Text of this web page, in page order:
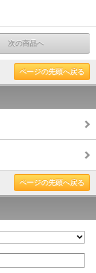
次の商品へ
ページの先頭へ戻る
ページの先頭へ戻る